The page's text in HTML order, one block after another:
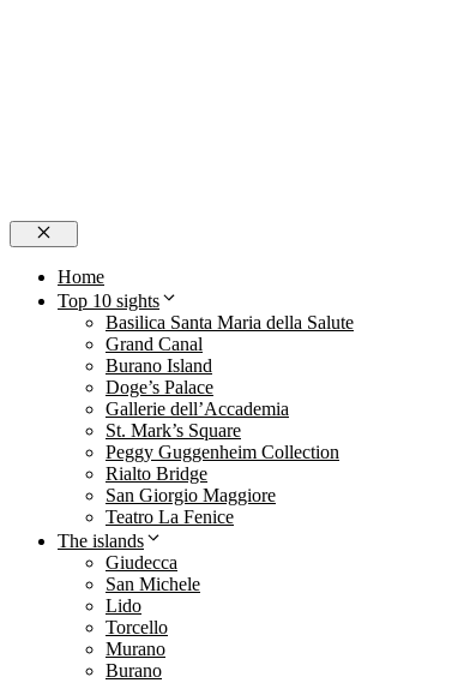
Close
Home
Top 10 sights
Basilica Santa Maria della Salute
Grand Canal
Burano Island
Doge’s Palace
Gallerie dell’Accademia
St. Mark’s Square
Peggy Guggenheim Collection
Rialto Bridge
San Giorgio Maggiore
Teatro La Fenice
The islands
Giudecca
San Michele
Lido
Torcello
Murano
Burano